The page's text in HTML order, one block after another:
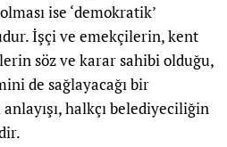
ise ‘demokratik’
İşçi ve emekçilerin, kent
söz ve karar sahibi olduğu,
de sağlayacağı bir
halkçı belediyeciliğin